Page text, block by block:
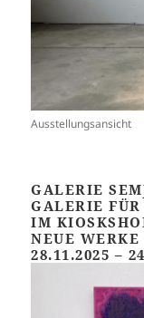
Ausstellungsansicht
GALERIE
GALERIE
IM
NEUE
28.11.2025 –